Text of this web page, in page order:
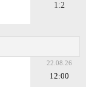
1:2
22.08.26
12:00